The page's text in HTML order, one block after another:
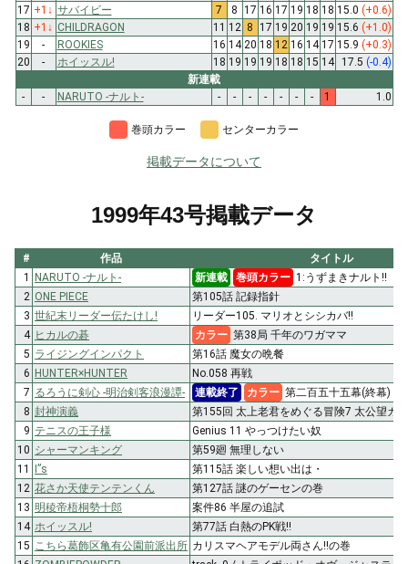
17 +1 ↓ サバイビー 7 8 17 16 17 19 18 18 15.0 (+0.6)
18 +1 ↓ CHILDRAGON 11 12 8 17 19 20 19 19 15.6 (+1.0)
19
- ROOKIES 16 14 20 18 12 16 14 17 15.9 (+0.3)
20
- ホイッスル! 18 19 19 19 18 18 15 14 17.5 (-0.4)
新連載
-
- NARUTO -ナルト- - - - - - - - 1 1.0
巻頭カラー センターカラー
掲載データについて
1999年43号掲載データ
# 作品
タイトル
1 NARUTO -ナルト- 新連載 巻頭カラー 1:うずまきナルト!!
2 ONE PIECE
第105話 記録指針
3 世紀末リーダー伝たけし!
リーダー105. マリオとシシカバ!!
4 ヒカルの碁 カラー 第38局 千年のワガママ
5 ライジングインパクト
第16話 魔女の晩餐
6 HUNTER×HUNTER
No.058 再戦
7 るろうに剣心 -明治剣客浪漫譚- 連載終了 カラー 第二百五十五幕(終幕) 新
8 封神演義
第155回 太上老君をめぐる冒険7 太公望カ
9 テニスの王子様
Genius 11 やっつけたい奴
10 シャーマンキング
第59廻 無理しない
11 I”s
第115話 楽しい想い出は・
12 花さか天使テンテンくん
第127話 謎のゲーセンの巻
13 明稜帝梧桐勢十郎
案件86 半屋の追試
14 ホイッスル!
第77話 白熱のPK戦!!
15
こちら葛飾区亀有公園前派出所 カリスマヘアモデル両さん!!の巻